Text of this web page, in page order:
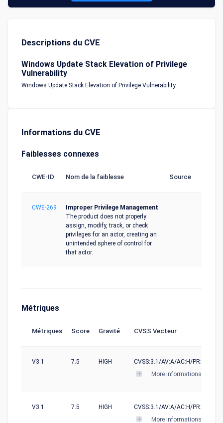
Descriptions du CVE
Windows Update Stack Elevation of Privilege
Vulnerability
Windows Update Stack Elevation of Privilege Vulnerability
Informations du CVE
Faiblesses connexes
CWE-ID Nom de la faiblesse Source
CWE-269
Improper Privilege Management
The product does not properly
assign, modify, track, or check
privileges for an actor, creating an
unintended sphere of control for
that actor.
Métriques
Métriques Score Gravité CVSS Vecteur
V3.1 7.5 HIGH
CVSS:3.1/AV:A/AC:H/PR:N/
More informations
V3.1 7.5 HIGH
CVSS:3.1/AV:A/AC:H/PR:N/
More informations